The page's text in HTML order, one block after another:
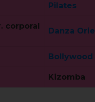
Pilates
corporal
Danza
Bollywood
Kizomba